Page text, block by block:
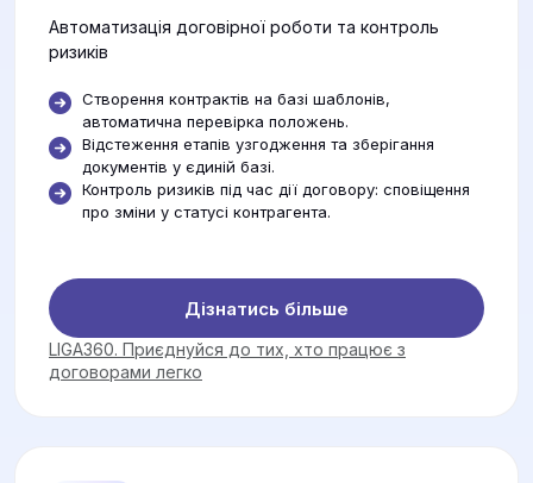
Автоматизація договірної роботи та контроль
ризиків
Створення контрактів на базі шаблонів,
автоматична перевірка положень.
Відстеження етапів узгодження та зберігання
документів у єдиній базі.
Контроль ризиків під час дії договору: сповіщення
про зміни у статусі контрагента.
Дізнатись більше
LIGA360. Приєднуйся до тих, хто працює з
договорами легко